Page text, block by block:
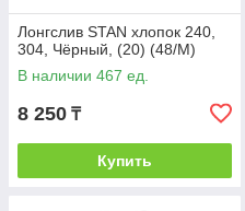
Лонгслив STAN хлопок 240,
304, Чёрный, (20) (48/M)
В наличии 467 ед.
8 250 ₸
Купить